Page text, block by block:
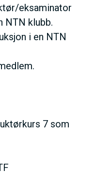
eksaminator
NTN klubb.
i en NTN
7 som